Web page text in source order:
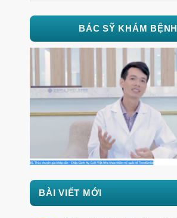
BÁC SỸ KHÁM BỆNH
BÀI VIẾT MỚI